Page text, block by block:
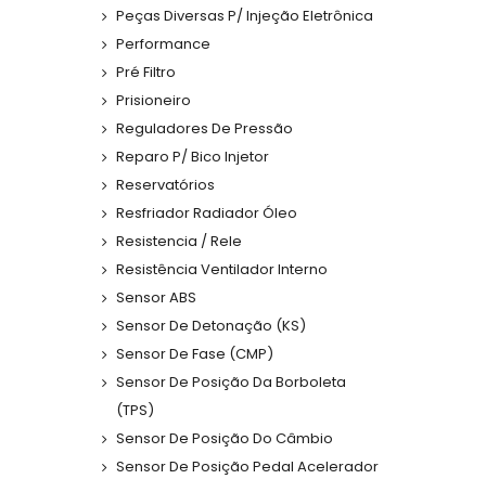
Peças Diversas P/ Injeção Eletrônica
Performance
Pré Filtro
Prisioneiro
Reguladores De Pressão
Reparo P/ Bico Injetor
Reservatórios
Resfriador Radiador Óleo
Resistencia / Rele
Resistência Ventilador Interno
Sensor ABS
Sensor De Detonação (KS)
Sensor De Fase (CMP)
Sensor De Posição Da Borboleta
(TPS)
Sensor De Posição Do Câmbio
Sensor De Posição Pedal Acelerador